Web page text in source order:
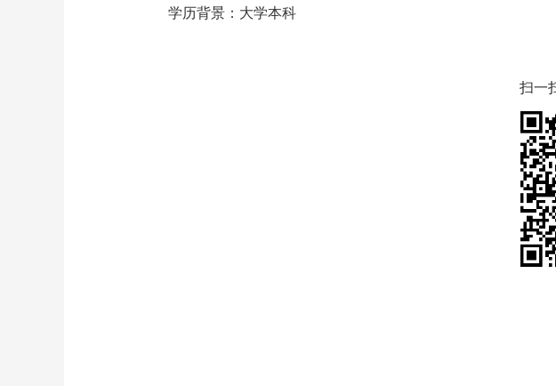
学历背景：大学本科
扫一